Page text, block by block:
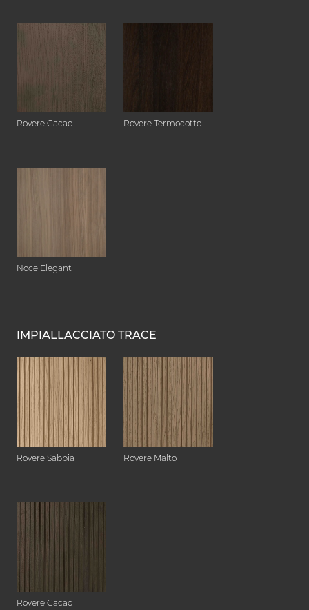
Rovere Cacao Rovere Termocotto
Noce Elegant
IMPIALLACCIATO TRACE
Rovere Sabbia Rovere Malto
Rovere Cacao